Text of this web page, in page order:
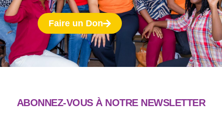
Faire un Don
ABONNEZ-VOUS À NOTRE NEWSLETTER